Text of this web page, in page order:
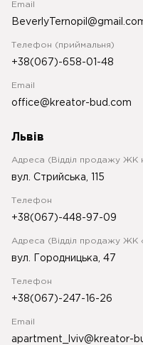
Email
Телефон (приймальня)
+38(067)-658-01-48
Email
office@kreator-bud.com
Львів
Адреса (Відділ продажу ЖК
вул. Стрийська, 115
Телефон
+38(067)-448-97-09
Адреса (Відділ продажу ЖК
вул. Городницька, 47
Телефон
+38(067)-247-16-26
Email
apartment_lviv@kreator-